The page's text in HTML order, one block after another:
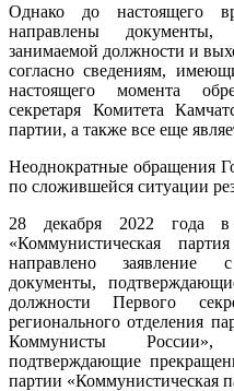
Однако до настоящего
направлены
занимаемой должности и
согласно сведениям,
настоящего момента
секретаря Комитета
партии, а также все еще
Неоднократные обращения
по сложившейся ситуации
28 декабря 2022 года в
«Коммунистическая
направлено заявление
документы,
должности Первого
регионального отделения
Коммунисты России»,
подтверждающие
партии «Коммунистическая